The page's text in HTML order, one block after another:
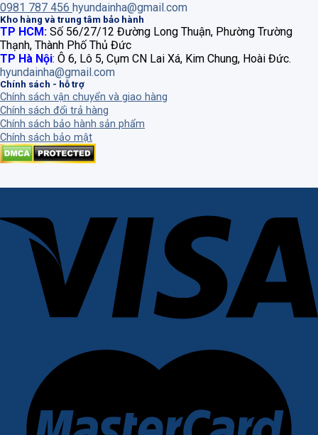
0981 787 456 hyundainha@gmail.com
Kho hàng và trung tâm bảo hành
TP HCM: Số 56/27/12 Đường Long Thuận, Phường Trường
Thạnh, Thành Phố Thủ Đức
TP Hà Nội: Ô 6, Lô 5, Cụm CN Lai Xá, Kim Chung, Hoài Đức.
hyundainha@gmail.com
Chính sách - hỗ trợ
Chính sách vận chuyển và giao hàng
Chính sách đổi trả hàng
Chính sách bảo hành sản phẩm
Chính sách bảo mật